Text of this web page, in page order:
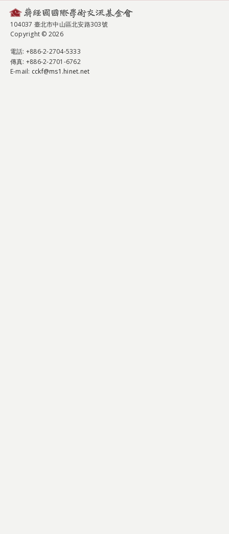
104037 臺北市中山區北安路303號
Copyright © 2026
電話: +886-2-2704-5333
傳真: +886-2-2701-6762
E-mail: cckf@ms1.hinet.net